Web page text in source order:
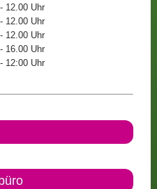
12.00 Uhr
12.00 Uhr
12.00 Uhr
16.00 Uhr
12:00 Uhr